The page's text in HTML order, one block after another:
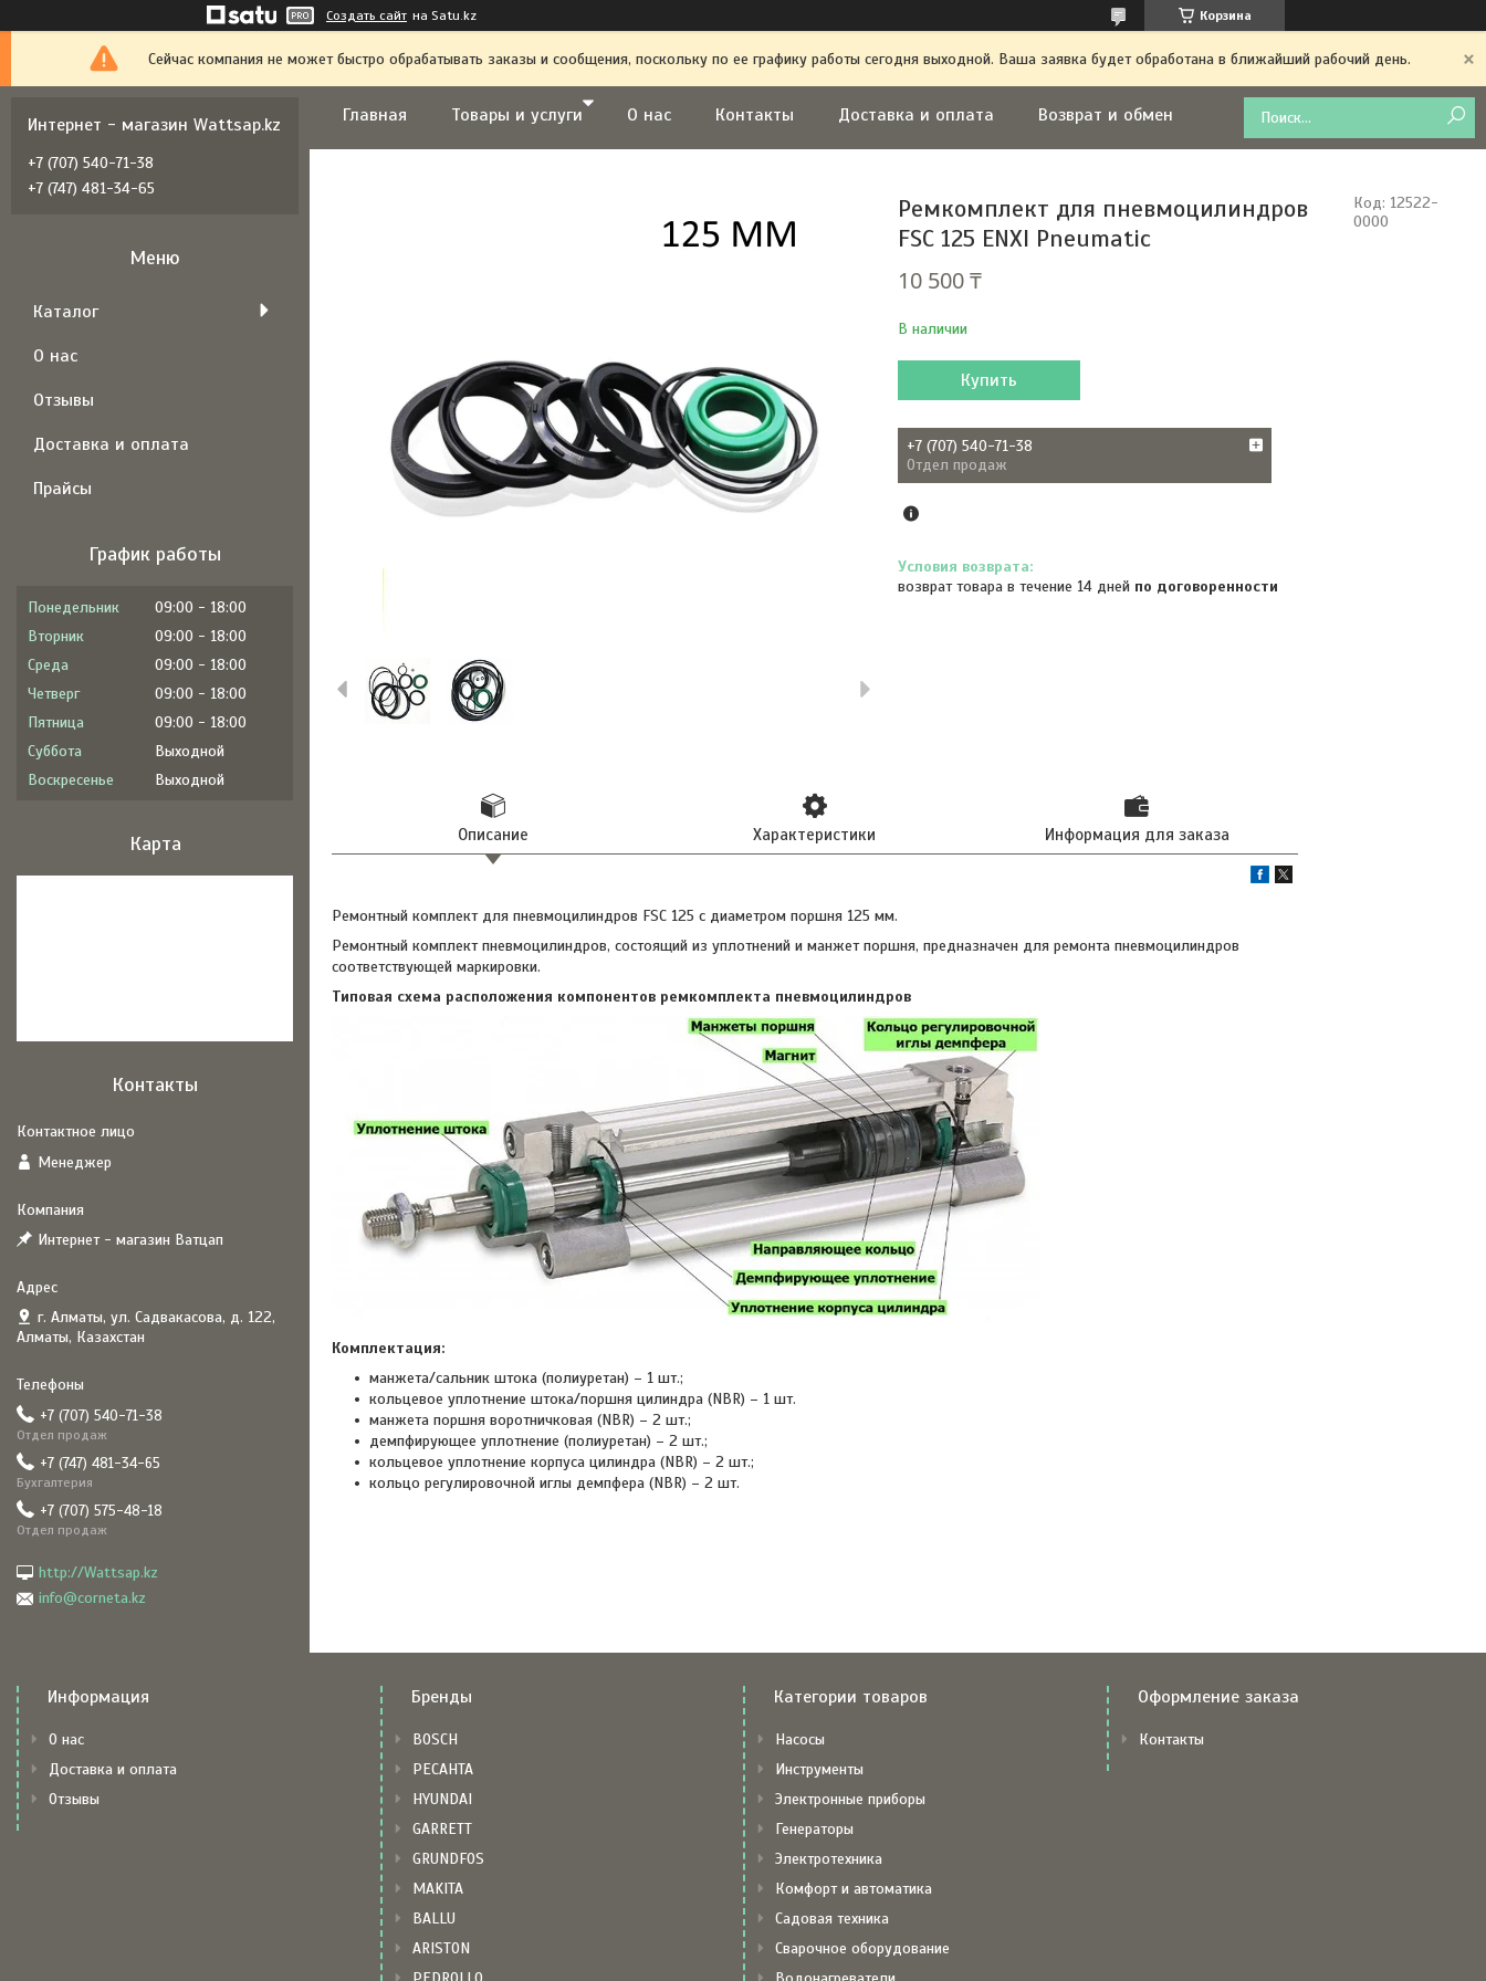
Создать сайт на Satu.kz Корзина
Сейчас компания не может быстро обрабатывать заказы и сообщения, поскольку по ее графику работы сегодня выходной. Ваша заявка будет обработана в ближайший рабочий день.
Главная Товары и услуги О нас Контакты Доставка и оплата Возврат и обмен
Ремкомплект для пневмоцилиндров
FSC 125 ENXI Pneumatic
10 500 ₸
В наличии
Код: 12522-
0000
Купить
+7 (707) 540-71-38
Отдел продаж
возврат товара в течение 14 дней по договоренности
Описание Характеристики Информация для заказа
Ремонтный комплект для пневмоцилиндров FSC 125 с диаметром поршня 125 мм.
Ремонтный комплект пневмоцилиндров, состоящий из уплотнений и манжет поршня, предназначен для ремонта пневмоцилиндров
соответствующей маркировки.
Типовая схема расположения компонентов ремкомплекта пневмоцилиндров
Комплектация:
манжета/сальник штока (полиуретан) – 1 шт.;
кольцевое уплотнение штока/поршня цилиндра (NBR) – 1 шт.
манжета поршня воротничковая (NBR) – 2 шт.;
демпфирующее уплотнение (полиуретан) – 2 шт.;
кольцевое уплотнение корпуса цилиндра (NBR) – 2 шт.;
кольцо регулировочной иглы демпфера (NBR) – 2 шт.
Интернет - магазин Wattsap.kz
+7 (707) 540-71-38
+7 (747) 481-34-65
Каталог
О нас
Отзывы
Доставка и оплата
Прайсы
График работы
Понедельник 09:00
18:00
Вторник
09:00
18:00
Среда
09:00
18:00
Четверг
09:00
18:00
Пятница
09:00
18:00
Суббота
Выходной
Воскресенье
Выходной
Карта
Контакты
Менеджер
Интернет - магазин Ватцап
г. Алматы, ул. Садвакасова, д. 122,
Алматы, Казахстан
+7 (707) 540-71-38
Отдел продаж
+7 (747) 481-34-65
Бухгалтерия
+7 (707) 575-48-18
Отдел продаж
http://Wattsap.kz
info@corneta.kz
Информация
О нас
Доставка и оплата
Отзывы
Бренды
BOSCH
РЕСАНТА
HYUNDAI
GARRETT
GRUNDFOS
MAKITA
BALLU
ARISTON
Категории товаров
Насосы
Инструменты
Электронные приборы
Генераторы
Электротехника
Комфорт и автоматика
Садовая техника
Сварочное оборудование
Оформление заказа
Контакты